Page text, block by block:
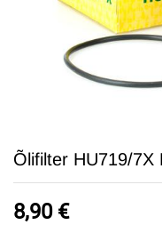
Õlifilter HU719/7X
8,90 €